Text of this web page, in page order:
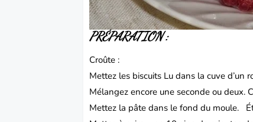
PRÉPARATION :
Croûte :
Mettez les biscuits Lu dans la cuve d’un
Mélangez encore une seconde ou deux.
Mettez la pâte dans le fond du moule.